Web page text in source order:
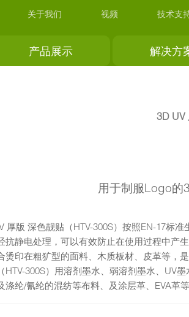
关于我们 视频 技术支
产品展示 解决方
3D UV
用于制服Logo的
厚版 深色靓贴（HTV-300S）按照EN-17标
抗静电处理，可以有效防止在使用过程中产
烫印在粗犷型的面料、木质板材、皮革等，
HTV-300S）用溶剂墨水、弱溶剂墨水、UV
涤纶/氰纶的混纺等布料、及涂层革、EVA革等